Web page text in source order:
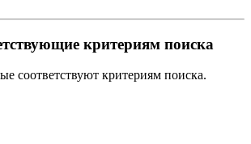
критериям поиска
соответствуют критериям поиска.